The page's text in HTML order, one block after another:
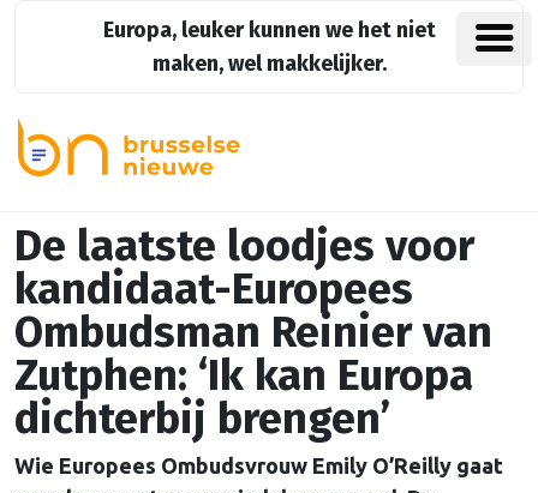
Europa, leuker kunnen we het niet
maken, wel makkelijker.
De laatste loodjes voor
kandidaat-Europees
Ombudsman Reinier van
Zutphen: ‘Ik kan Europa
dichterbij brengen’
Wie Europees Ombudsvrouw Emily O’Reilly gaat